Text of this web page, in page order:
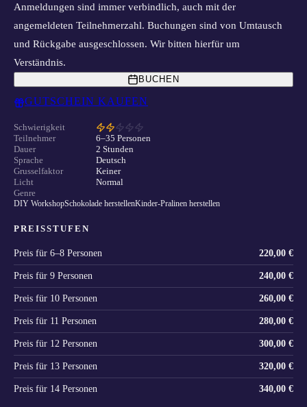
Anmeldungen sind immer verbindlich, auch mit der
angemeldeten Teilnehmerzahl. Buchungen sind von Umtausch
und Rückgabe ausgeschlossen. Wir bitten hierfür um
Verständnis.
BUCHEN
GUTSCHEIN KAUFEN
Schwierigkeit
Teilnehmer
6–35 Personen
Dauer
2 Stunden
Sprache
Deutsch
Grusselfaktor
Keiner
Licht
Normal
Genre
DIY WorkshopSchokolade herstellenKinder-Pralinen herstellen
PREISSTUFEN
Preis für 6–8 Personen 220,00 €
Preis für 9 Personen 240,00 €
Preis für 10 Personen 260,00 €
Preis für 11 Personen 280,00 €
Preis für 12 Personen 300,00 €
Preis für 13 Personen 320,00 €
Preis für 14 Personen 340,00 €